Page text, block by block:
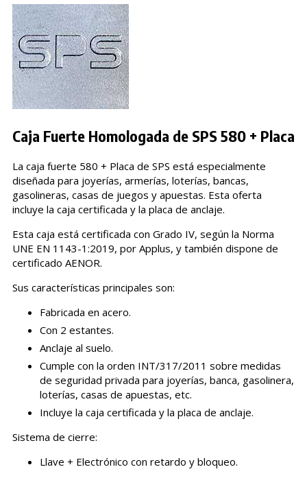
Caja Fuerte Homologada de SPS 580 + Placa
La caja fuerte 580 + Placa de SPS está especialmente
diseñada para joyerías, armerías, loterías, bancas,
gasolineras, casas de juegos y apuestas. Esta oferta
incluye la caja certificada y la placa de anclaje.
Esta caja está certificada con Grado IV, según la Norma
UNE EN 1143-1:2019, por Applus, y también dispone de
certificado AENOR.
Sus características principales son:
Fabricada en acero.
Con 2 estantes.
Anclaje al suelo.
Cumple con la orden INT/317/2011 sobre medidas
de seguridad privada para joyerías, banca, gasolinera,
loterías, casas de apuestas, etc.
Incluye la caja certificada y la placa de anclaje.
Sistema de cierre:
Llave + Electrónico con retardo y bloqueo.